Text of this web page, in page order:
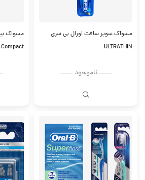
مسواک سوپر سافت اورال بی سری
ULTRATHIN
ــــــ ناموجود ــــــ
مسواک
Compact